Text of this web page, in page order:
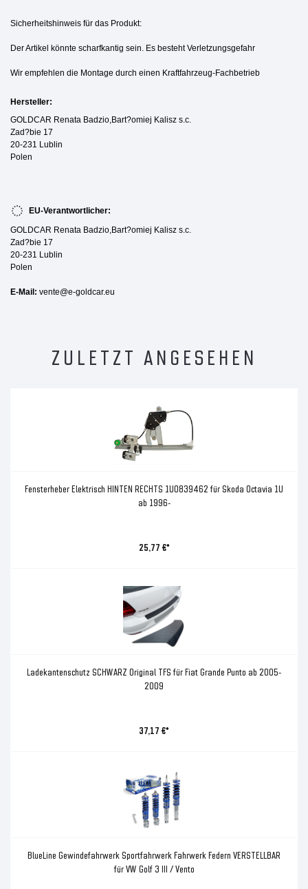
Sicherheitshinweis für das Produkt:
Der Artikel könnte scharfkantig sein. Es besteht Verletzungsgefahr
Wir empfehlen die Montage durch einen Kraftfahrzeug-Fachbetrieb
Hersteller:
GOLDCAR Renata Badzio,Bart?omiej Kalisz s.c.
Zad?bie 17
20-231 Lublin
Polen
EU-Verantwortlicher:
GOLDCAR Renata Badzio,Bart?omiej Kalisz s.c.
Zad?bie 17
20-231 Lublin
Polen
E-Mail: vente@e-goldcar.eu
ZULETZT ANGESEHEN
Fensterheber Elektrisch HINTEN RECHTS 1U0839462 für Skoda Octavia 1U
ab 1996-
25,77 €*
Ladekantenschutz SCHWARZ Original TFS für Fiat Grande Punto ab 2005-
2009
37,17 €*
BlueLine Gewindefahrwerk Sportfahrwerk Fahrwerk Federn VERSTELLBAR
für VW Golf 3 III / Vento